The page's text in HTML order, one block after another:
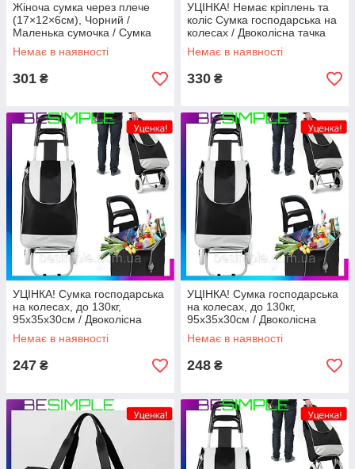
Жіноча сумка через плече
(17×12×6см), Чорний /
Маленька сумочка / Сумка
крос боді / Сумка з широким
ременем
Немає в наявності
301 ₴
УЦІНКА! Немає кріплень та
коліс Сумка господарська на
колесах / Двоколісна тачка
кравчучка / Сумка візок
Немає в наявності
330 ₴
УЦІНКА! Сумка господарська
на колесах, до 130кг,
95х35х30см / Двоколісна
тачка кравчучка / Сумка візок
Немає в наявності
247 ₴
УЦІНКА! Сумка господарська
на колесах, до 130кг,
95х35х30см / Двоколісна
тачка кравчучка / Сумка візок
Немає в наявності
248 ₴